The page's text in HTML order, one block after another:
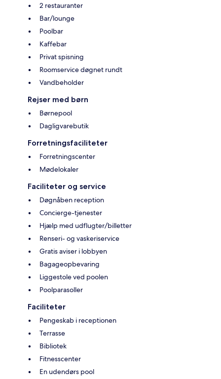
2 restauranter
Bar/lounge
Poolbar
Kaffebar
Privat spisning
Roomservice døgnet rundt
Vandbeholder
Rejser med børn
Børnepool
Dagligvarebutik
Forretningsfaciliteter
Forretningscenter
Mødelokaler
Faciliteter og service
Døgnåben reception
Concierge-tjenester
Hjælp med udflugter/billetter
Renseri- og vaskeriservice
Gratis aviser i lobbyen
Bagageopbevaring
Liggestole ved poolen
Poolparasoller
Faciliteter
Pengeskab i receptionen
Terrasse
Bibliotek
Fitnesscenter
En udendørs pool